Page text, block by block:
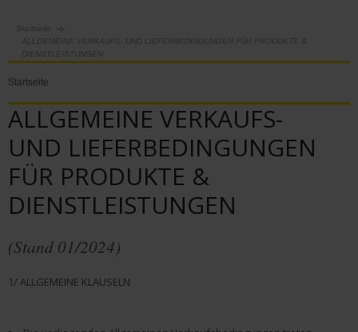
Startseite
ALLGEMEINE VERKAUFS- UND LIEFERBEDINGUNGEN FÜR PRODUKTE &
DIENSTLEISTUNGEN
Startseite
ALLGEMEINE VERKAUFS-
UND LIEFERBEDINGUNGEN
FÜR PRODUKTE &
DIENSTLEISTUNGEN
(Stand 01/2024)
1/ ALLGEMEINE KLAUSELN